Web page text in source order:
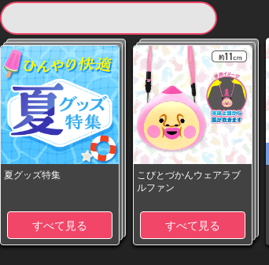
夏グッズ特集
すべて見る
こびとづかんウェアラブ
ルファン
すべて見る